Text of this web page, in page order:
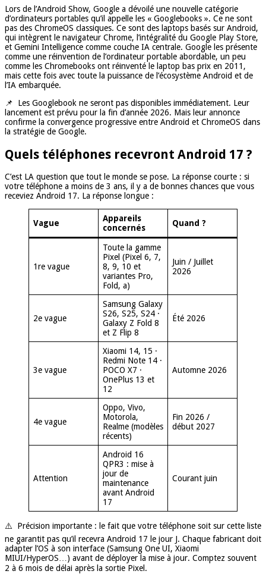
Lors de l’Android Show, Google a dévoilé une nouvelle catégorie
d’ordinateurs portables qu’il appelle les « Googlebooks ». Ce ne sont
pas des ChromeOS classiques. Ce sont des laptops basés sur Android,
qui intègrent le navigateur Chrome, l’intégralité du Google Play Store,
et Gemini Intelligence comme couche IA centrale. Google les présente
comme une réinvention de l’ordinateur portable abordable, un peu
comme les Chromebooks ont réinventé le laptop bas prix en 2011,
mais cette fois avec toute la puissance de l’écosystème Android et de
l’IA embarquée.
📌 Les Googlebook ne seront pas disponibles immédiatement. Leur
lancement est prévu pour la fin d’année 2026. Mais leur annonce
confirme la convergence progressive entre Android et ChromeOS dans
la stratégie de Google.
Quels téléphones recevront Android 17 ?
C’est LA question que tout le monde se pose. La réponse courte : si
votre téléphone a moins de 3 ans, il y a de bonnes chances que vous
receviez Android 17. La réponse longue :
Vague
Appareils
concernés
Quand ?
1re vague
Toute la gamme
Pixel (Pixel 6, 7,
8, 9, 10 et
variantes Pro,
Fold, a)
Juin / Juillet
2026
2e vague
Samsung Galaxy
S26, S25, S24 ·
Galaxy Z Fold 8
et Z Flip 8
Été 2026
3e vague
Xiaomi 14, 15 ·
Redmi Note 14 ·
POCO X7 ·
OnePlus 13 et
12
Automne 2026
4e vague
Oppo, Vivo,
Motorola,
Realme (modèles
récents)
Fin 2026 /
début 2027
Attention
Android 16
QPR3 : mise à
jour de
maintenance
avant Android
17
Courant juin
⚠️ Précision importante : le fait que votre téléphone soit sur cette liste
ne garantit pas qu’il recevra Android 17 le jour J. Chaque fabricant doit
adapter l’OS à son interface (Samsung One UI, Xiaomi
MIUI/HyperOS…) avant de déployer la mise à jour. Comptez souvent
2 à 6 mois de délai après la sortie Pixel.